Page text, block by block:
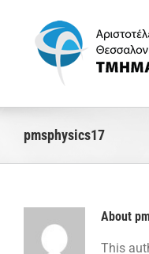
content
pmsphysics17
About
This